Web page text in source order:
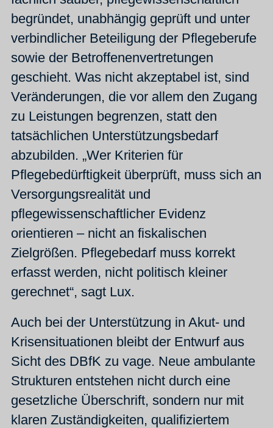
begründet, unabhängig geprüft und unter
verbindlicher Beteiligung der Pflegeberufe
sowie der Betroffenenvertretungen
geschieht. Was nicht akzeptabel ist, sind
Veränderungen, die vor allem den Zugang
zu Leistungen begrenzen, statt den
tatsächlichen Unterstützungsbedarf
abzubilden. „Wer Kriterien für
Pflegebedürftigkeit überprüft, muss sich an
Versorgungsrealität und
pflegewissenschaftlicher Evidenz
orientieren – nicht an fiskalischen
Zielgrößen. Pflegebedarf muss korrekt
erfasst werden, nicht politisch kleiner
gerechnet“, sagt Lux.
Auch bei der Unterstützung in Akut- und
Krisensituationen bleibt der Entwurf aus
Sicht des DBfK zu vage. Neue ambulante
Strukturen entstehen nicht durch eine
gesetzliche Überschrift, sondern nur mit
klaren Zuständigkeiten, qualifiziertem